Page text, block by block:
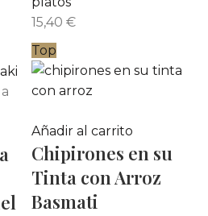
15,40 €
Top
Añadir al carrito
Chipirones en su
Tinta con Arroz
Basmati